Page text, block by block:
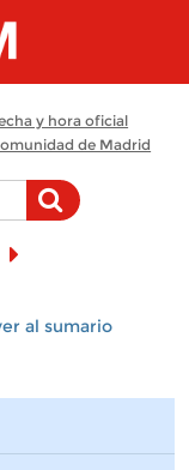
y hora oficial
de Madrid
al sumario